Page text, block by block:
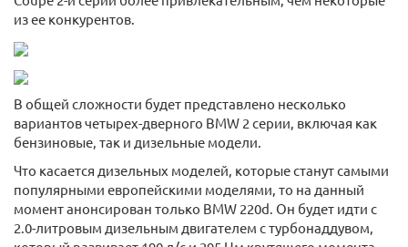
из ее конкурентов.
В общей сложности будет представлено несколько
вариантов четырех-дверного BMW 2 серии, включая как
бензиновые, так и дизельные модели.
Что касается дизельных моделей, которые станут самыми
популярными европейскими моделями, то на данный
момент анонсирован только BMW 220d. Он будет идти с
2.0-литровым дизельным двигателем с турбонаддувом,